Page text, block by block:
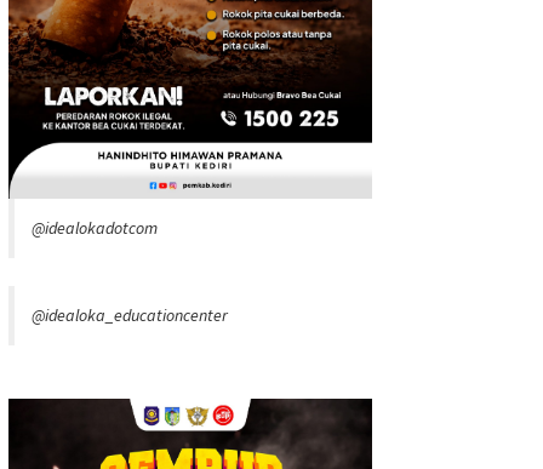
@idealokadotcom
@idealoka_educationcenter